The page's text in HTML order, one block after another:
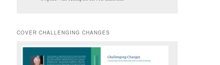
COVER CHALLENGING CHANGES